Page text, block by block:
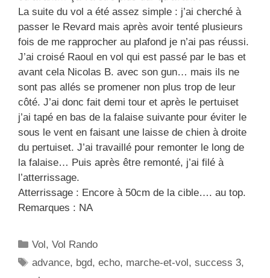
La suite du vol a été assez simple : j’ai cherché à
passer le Revard mais après avoir tenté plusieurs
fois de me rapprocher au plafond je n’ai pas réussi.
J’ai croisé Raoul en vol qui est passé par le bas et
avant cela Nicolas B. avec son gun… mais ils ne
sont pas allés se promener non plus trop de leur
côté. J’ai donc fait demi tour et après le pertuiset
j’ai tapé en bas de la falaise suivante pour éviter le
sous le vent en faisant une laisse de chien à droite
du pertuiset. J’ai travaillé pour remonter le long de
la falaise… Puis après être remonté, j’ai filé à
l’atterrissage.
Atterrissage : Encore à 50cm de la cible…. au top.
Remarques : NA
C
a
Vol,Vol Rando
É
advance, bgd,echo, marche-et-vol,success 3,